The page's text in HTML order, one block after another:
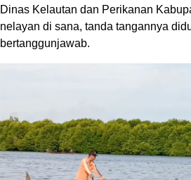
Dinas Kelautan dan Perikanan
nelayan di sana, tanda tangannya
bertanggunjawab.